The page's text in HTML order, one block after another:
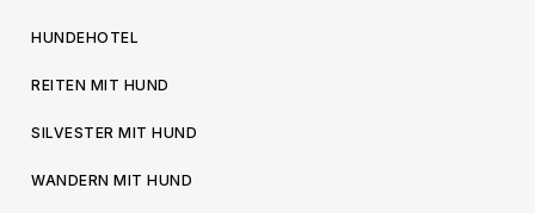
HUNDEHOTEL
REITEN MIT HUND
SILVESTER MIT HUND
WANDERN MIT HUND